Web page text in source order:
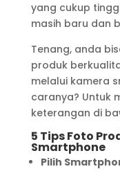
yang cukup
masih baru dan
Tenang, anda
produk
melalui kamera
caranya? Untuk
keterangan di
5 Tips Foto
Smartphone
Pilih